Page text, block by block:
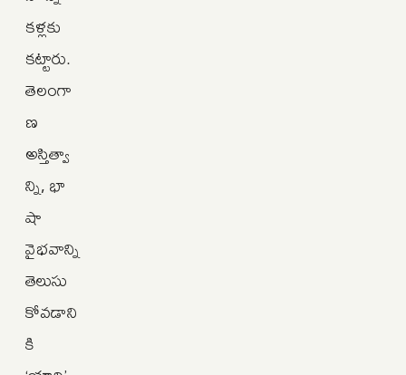
కళ్లకు
కట్టారు.
తెలంగా
ణ
అస్తిత్వా
న్ని, భా
షా
వైభవాన్ని
తెలుసు
కోవడాని
కి